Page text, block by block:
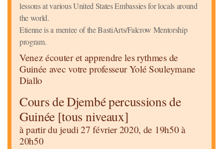
lessons at various United States Embassies for locals around
the world.
Etienne is a mentee of the BastiArts/Falcrow Mentorship
program.
Venez écouter et apprendre les rythmes de
Guinée avec votre professeur Yolé Souleymane
Diallo
Cours de Djembé percussions de
Guinée [tous niveaux]
à partir du jeudi 27 février 2020, de 19h50 à
20h50